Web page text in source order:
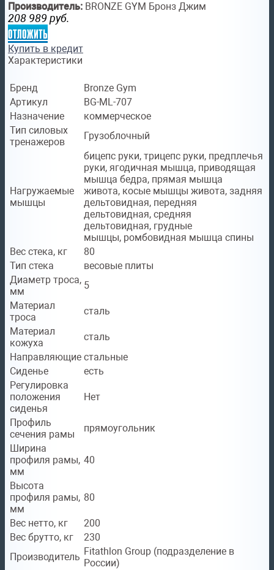
Производитель: BRONZE GYM Бронз Джим
208 989 руб.
отложить
Купить в кредит
Характеристики
Бренд
Bronze Gym
Артикул
BG-ML-707
Назначение
коммерческое
Тип силовых
тренажеров
Грузоблочный
Нагружаемые
мышцы
бицепс руки, трицепс руки, предплечья
руки, ягодичная мышца, приводящая
мышца бедра, прямая мышца
живота, косые мышцы живота, задняя
дельтовидная, передняя
дельтовидная, средняя
дельтовидная, грудные
мышцы, ромбовидная мышца спины
Вес стека, кг
80
Тип стека
весовые плиты
Диаметр троса,
мм
5
Материал
троса
сталь
Материал
кожуха
сталь
Направляющие стальные
Сиденье
есть
Регулировка
положения
сиденья
Нет
Профиль
сечения рамы
прямоугольник
Ширина
профиля рамы,
мм
40
Высота
профиля рамы,
мм
80
Вес нетто, кг
200
Вес брутто, кг
230
Производитель Fitathlon Group (подразделение в
России)